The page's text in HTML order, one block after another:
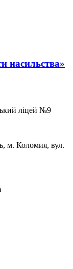
насильства»
ліцей №9
м. Коломия, вул.